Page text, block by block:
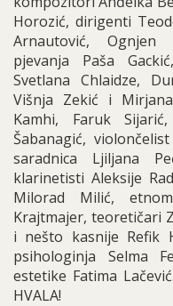
Horozić, dirigenti
Arnautović, Ognjen
pjevanja Paša
Svetlana Chlaidze,
Višnja Zekić i
Kamhi, Faruk
Šabanagić,
saradnica Ljiljana
klarinetisti Aleksije
Milorad Milić,
Krajtmajer, teoretičari
i nešto kasnije Refik
psihologinja Selma
estetike Fatima
HVALA!